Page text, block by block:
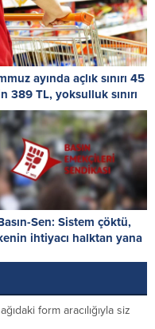
ayında açlık sınırı 45
389 TL, yoksulluk sınırı
244 bin 818 TL oldu
Sen: Sistem çöktü,
ihtiyacı halktan yana
form aracılığıyla siz